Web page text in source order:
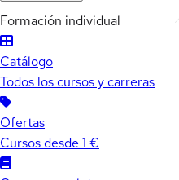
Formación individual
Catálogo
Todos los cursos y carreras
Ofertas
Cursos desde 1 €